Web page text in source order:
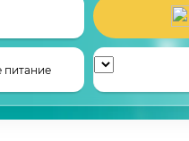
питание